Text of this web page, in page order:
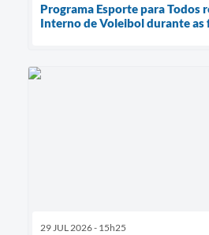
Programa Esporte para Todos
Interno de Voleibol durante as
29 JUL 2026 - 15h25